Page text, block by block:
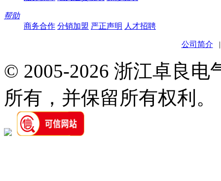
帮助
商务合作 分销加盟 严正声明 人才招聘
公司简介
© 2005-2026 浙江卓良
所有，并保留所有权利。